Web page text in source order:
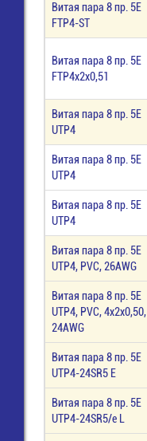
Витая пара 8 пр. 5E
FTP4-ST
Витая пара 8 пр. 5E
FTP4x2x0,51
Витая пара 8 пр. 5E
UTP4
Витая пара 8 пр. 5E
UTP4
Витая пара 8 пр. 5E
UTP4
Витая пара 8 пр. 5E
UTP4, PVC, 26AWG
Витая пара 8 пр. 5E
UTP4, PVC, 4x2x0,50,
24AWG
Витая пара 8 пр. 5E
UTP4-24SR5 E
Витая пара 8 пр. 5E
UTP4-24SR5/e L